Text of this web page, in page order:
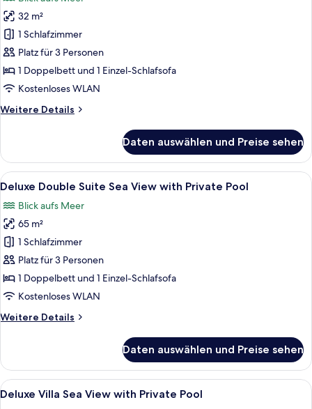
Deluxe
Double
Room
Sea
View
Private
32 m²
1 Schlafzimmer
Platz für 3 Personen
1 Doppelbett und 1 Einzel-Schlafsofa
Kostenloses WLAN
Weitere Details
Weitere
Double
Room
Sea
with
Private
Pool
Daten auswählen und Preise sehen
Alle
Fotos
für
Deluxe
Double
Suite
Sea
View
Private
Deluxe Double Suite Sea View with
11
Deluxe Double Suite Sea View with Private Pool
Blick aufs Meer
65 m²
1 Schlafzimmer
Platz für 3 Personen
1 Doppelbett und 1 Einzel-Schlafsofa
Kostenloses WLAN
Weitere Details
Weitere
Double
Suite
Sea
Daten auswählen und Preise sehen
Alle
Fotos
Deluxe Villa Sea View with Private
12
Deluxe Villa Sea View with Private Pool